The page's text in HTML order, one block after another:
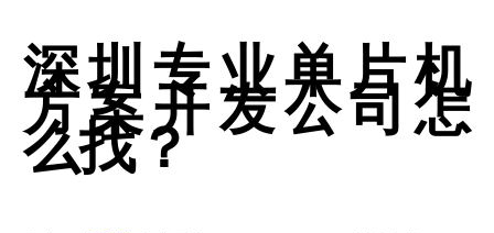
深圳专业单片机
方案开发公司怎
么找？